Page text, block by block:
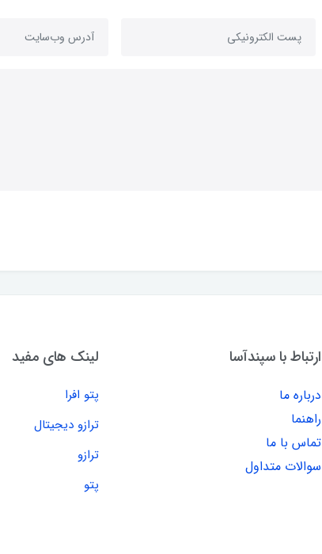
ارتباط با سپندآسا
درباره ما
راهنما
تماس با ما
سوالات متداول
لینک های مفید
پتو افرا
ترازو دیجیتال
ترازو
پتو